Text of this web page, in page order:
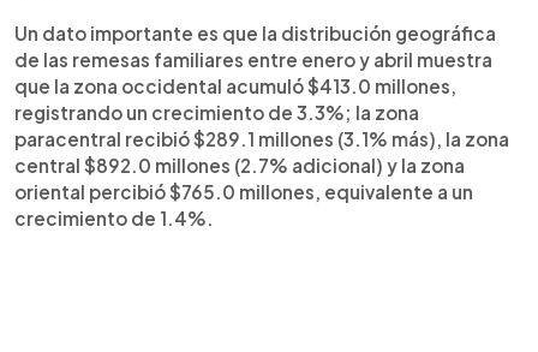
Un dato importante es que la distribución geográfica
de las remesas familiares entre enero y abril muestra
que la zona occidental acumuló $413.0 millones,
registrando un crecimiento de 3.3%; la zona
paracentral recibió $289.1 millones (3.1% más), la zona
central $892.0 millones (2.7% adicional) y la zona
oriental percibió $765.0 millones, equivalente a un
crecimiento de 1.4%.